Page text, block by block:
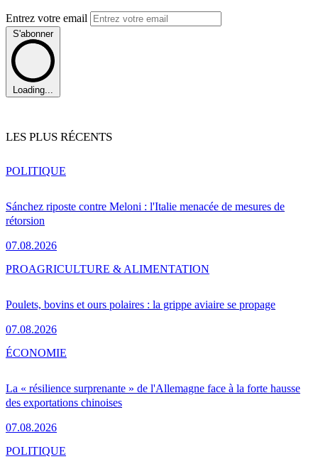
Entrez votre email
S'abonner
Loading...
LES PLUS RÉCENTS
Sánchez riposte contre Meloni : l'Italie menacée de mesures de
rétorsion
07.08.2026
POLITIQUE
Poulets, bovins et ours polaires : la grippe aviaire se propage
07.08.2026
PROAGRICULTURE & ALIMENTATION
La « résilience surprenante » de l'Allemagne face à la forte hausse
des exportations chinoises
07.08.2026
ÉCONOMIE
POLITIQUE